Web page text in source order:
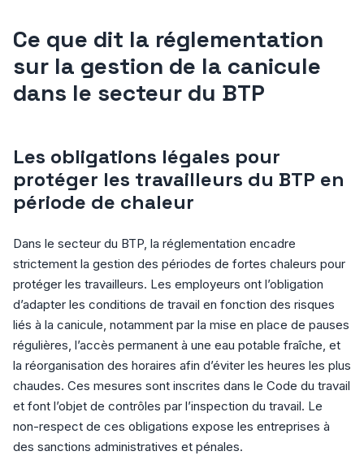
Ce que dit la réglementation
sur la gestion de la canicule
dans le secteur du BTP
Les obligations légales pour
protéger les travailleurs du BTP en
période de chaleur
Dans le secteur du BTP, la réglementation encadre
strictement la gestion des périodes de fortes chaleurs pour
protéger les travailleurs. Les employeurs ont l’obligation
d’adapter les conditions de travail en fonction des risques
liés à la canicule, notamment par la mise en place de pauses
régulières, l’accès permanent à une eau potable fraîche, et
la réorganisation des horaires afin d’éviter les heures les plus
chaudes. Ces mesures sont inscrites dans le Code du travail
et font l’objet de contrôles par l’inspection du travail. Le
non-respect de ces obligations expose les entreprises à
des sanctions administratives et pénales.